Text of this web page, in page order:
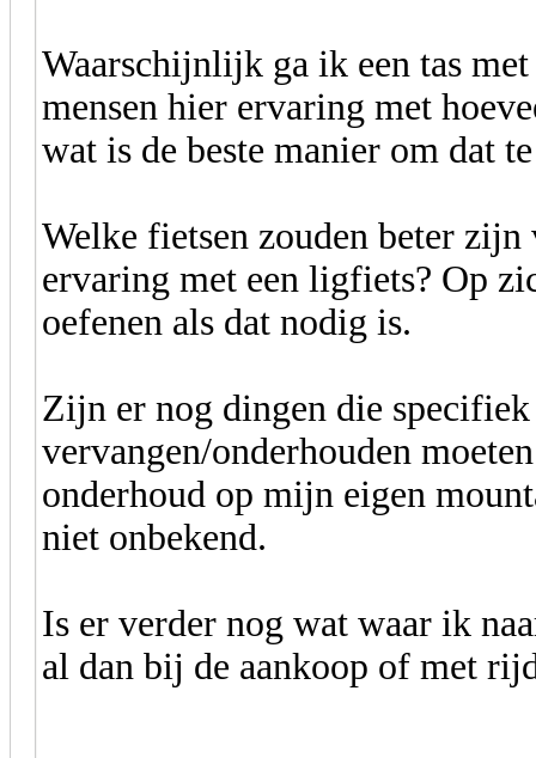
Waarschijnlijk ga ik een tas
mensen hier ervaring met
wat is de beste manier om dat
Welke fietsen zouden beter
ervaring met een ligfiets? Op
oefenen als dat nodig is.
Zijn er nog dingen die
vervangen/onderhouden
onderhoud op mijn eigen
niet onbekend.
Is er verder nog wat waar ik
al dan bij de aankoop of met